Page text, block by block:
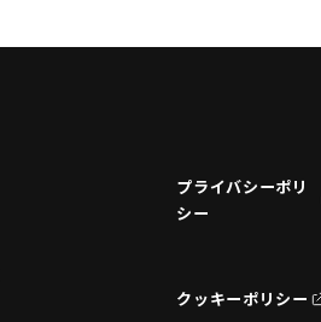
プライバシーポリ
シー
クッキーポリシー